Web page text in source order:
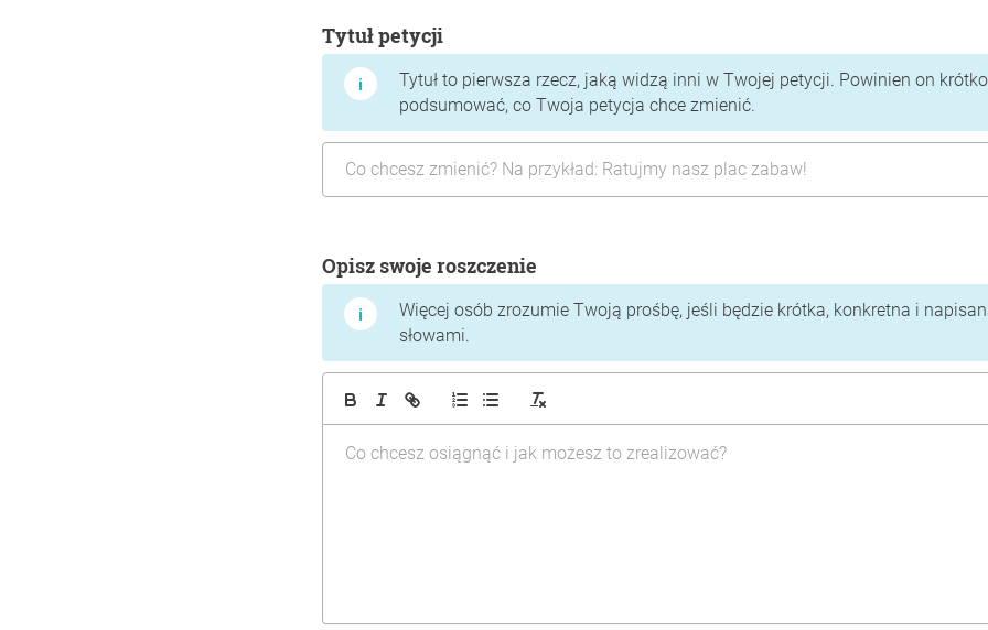
Tytuł petycji
Tytuł to pierwsza rzecz, jaką widzą inni w Twojej petycji. Powinien on
podsumować, co Twoja petycja chce zmienić.
Opisz swoje roszczenie
Więcej osób zrozumie Twoją prośbę, jeśli będzie krótka, konkretna i
słowami.